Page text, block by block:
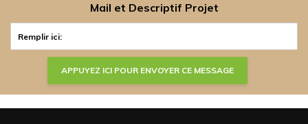
Mail et Descriptif Projet